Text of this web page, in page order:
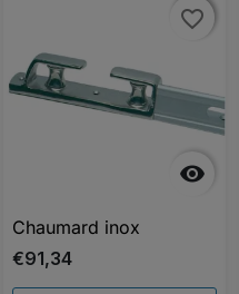

favorite_border
favorite_border
Chaumard inox
€91,34